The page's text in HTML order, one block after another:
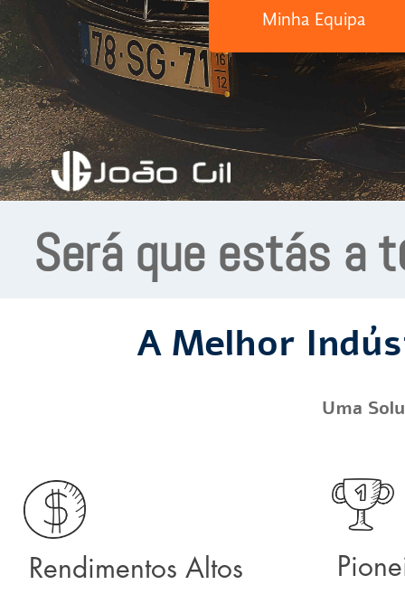
Será que estás a t
Rendimentos Altos
A Melhor
Uma
Minha Equipa